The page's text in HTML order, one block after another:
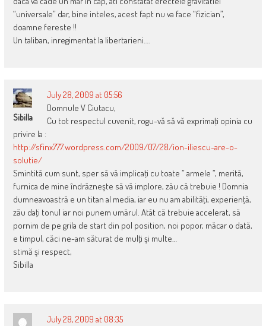
“universale” dar, bine inteles, acest fapt nu va face “fizician”,
doamne fereste !!
Un taliban, inregimentat la libertarieni….
Sibilla
July 28, 2009 at 05:56
Domnule V Ciutacu,
Cu tot respectul cuvenit, rogu-vă să vă exprimaţi opinia cu
privire la :
http://sfinx777.wordpress.com/2009/07/28/ion-iliescu-are-o-
solutie/
Smintită cum sunt, sper să vă implicaţi cu toate ” armele ”, merită,
furnica de mine îndrăzneşte să vă implore, zău că trebuie ! Domnia
dumneavoastră e un titan al media, iar eu nu am abilităţi, experienţă,
zău daţi tonul iar noi punem umărul. Atât că trebuie accelerat, să
pornim de pe grila de start din pol position, noi popor, măcar o dată,
e timpul, căci ne-am săturat de mulţi şi multe…
stimă şi respect,
Sibilla
July 28, 2009 at 08:35